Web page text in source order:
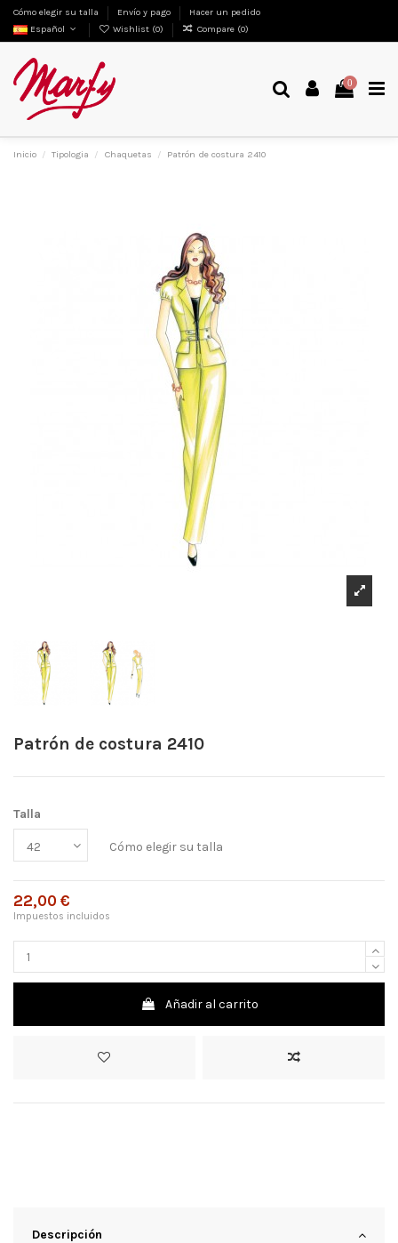
Cómo elegir su talla Envío y pago
Hacer un pedido
Español
Wishlist (0) Compare (0)
0
Inicio Tipologia Chaquetas Patrón de costura 2410
Patrón de costura 2410
Talla
Cómo elegir su talla
22,00 €
Impuestos incluidos
Añadir al carrito
Descripción